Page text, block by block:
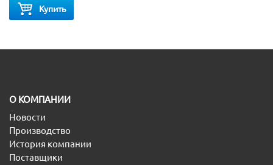
Купить
O КОМПАНИИ
Новости
Производство
История компании
Поставщики